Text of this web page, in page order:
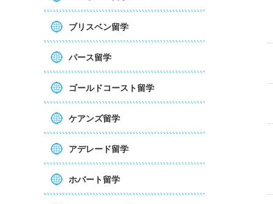
ブリスベン留学
パース留学
ゴールドコースト留学
ケアンズ留学
アデレード留学
ホバート留学